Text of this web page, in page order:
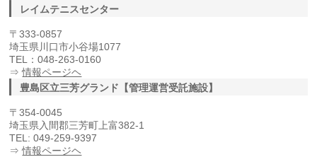
レイムテニスセンター
〒333-0857
埼玉県川口市小谷場1077
TEL：048-263-0160
⇒情報ページヘ
豊島区立三芳グランド【管理運営受託施設】
〒354-0045
埼玉県入間郡三芳町上富382-1
TEL: 049-259-9397
⇒情報ページヘ